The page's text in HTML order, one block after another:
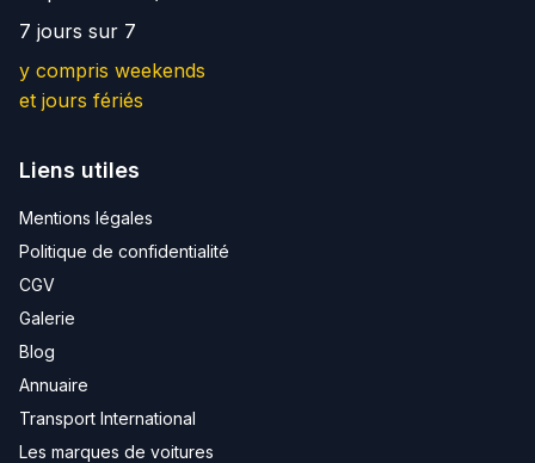
7 jours sur 7
y compris weekends
et jours fériés
Liens utiles
Mentions légales
Politique de confidentialité
CGV
Galerie
Blog
Annuaire
Transport International
Les marques de voitures